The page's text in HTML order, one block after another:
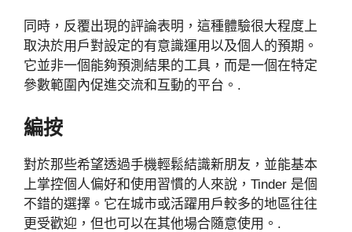
同時，反覆出現的評論表明，這種體驗很大程度上
取決於用戶對設定的有意識運用以及個人的預期。
它並非一個能夠預測結果的工具，而是一個在特定
參數範圍內促進交流和互動的平台。.
編按
對於那些希望透過手機輕鬆結識新朋友，並能基本
上掌控個人偏好和使用習慣的人來說，Tinder 是個
不錯的選擇。它在城市或活躍用戶較多的地區往往
更受歡迎，但也可以在其他場合隨意使用。.